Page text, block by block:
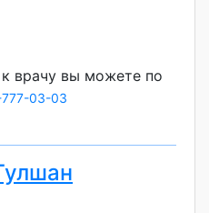
врачу вы можете по
03-03